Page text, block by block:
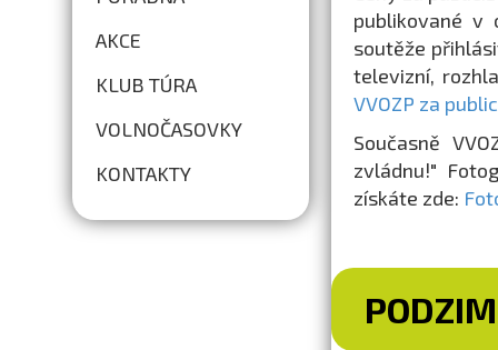
AKCE
KLUB TÚRA
VOLNOČASOVKY
KONTAKTY
publikované v
soutěže
televizní,
VVOZP za
Současně
zvládnu!"
získáte zde: